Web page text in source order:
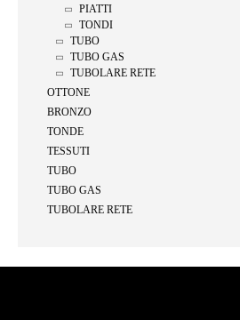
PIATTI
TONDI
TUBO
TUBO GAS
TUBOLARE RETE
OTTONE
BRONZO
TONDE
TESSUTI
TUBO
TUBO GAS
TUBOLARE RETE